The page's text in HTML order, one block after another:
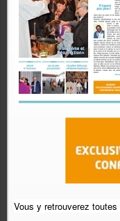
Vous y retrouverez